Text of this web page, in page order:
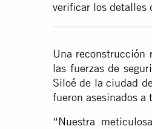
verificar los detalles
Una reconstrucción
las fuerzas de
Siloé de la ciudad
fueron asesinados a
“Nuestra